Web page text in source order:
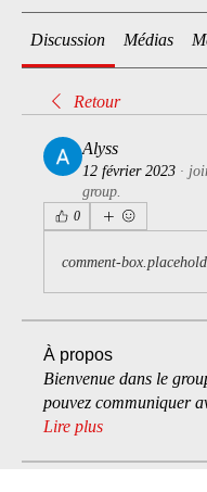
Discussion Médias
Retour
Alyss
12 février 2023 ·
group.
0
comment-
À propos
Bienvenue dans le
pouvez communiquer
Lire plus